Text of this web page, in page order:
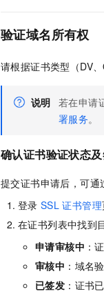
验证域名所有权
请根据证书类型（DV
说明 若在申请
署服务。
确认证书验证状态
提交证书申请后，可通
登录 SSL 证书管理
在证书列表中找到
申请审核中 ：
审核中 ：域名
已签发 ：证书